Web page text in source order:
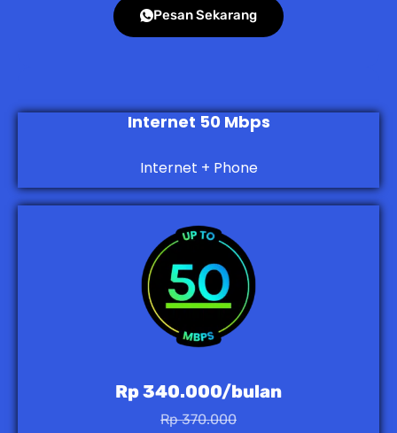
Pesan Sekarang
Internet 50 Mbps
Internet + Phone
Rp 340.000/bulan
Rp 370.000